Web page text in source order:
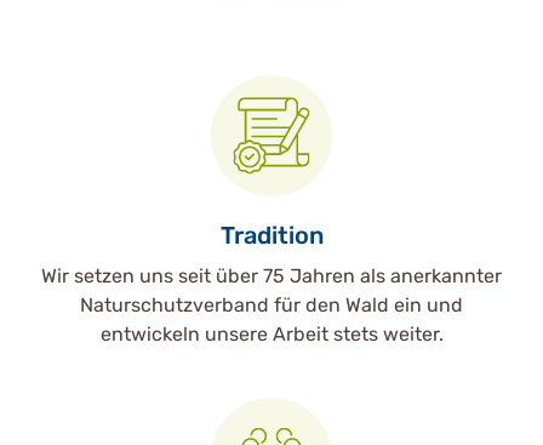
Tradition
Wir setzen uns seit über 75 Jahren als anerkannter
Naturschutzverband für den Wald ein und
entwickeln unsere Arbeit stets weiter.